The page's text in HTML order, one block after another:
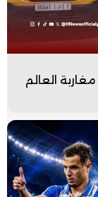
مليون من مغاربة العالم